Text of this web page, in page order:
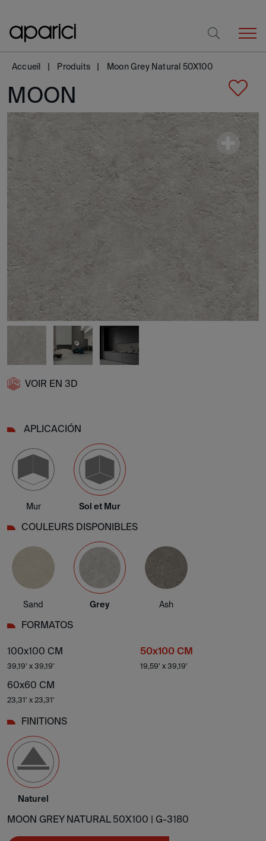
Accueil Produits Moon Grey Natural 50X100
MOON
VOIR EN 3D
APLICACIÓN
Mur Sol et Mur
COULEURS DISPONIBLES
Sand Grey Ash
FORMATOS
100x100 CM
39,19' x 39,19'
50x100 CM
19,59' x 39,19'
60x60 CM
23,31' x 23,31'
FINITIONS
Naturel
MOON GREY NATURAL 50X100 | G-3180